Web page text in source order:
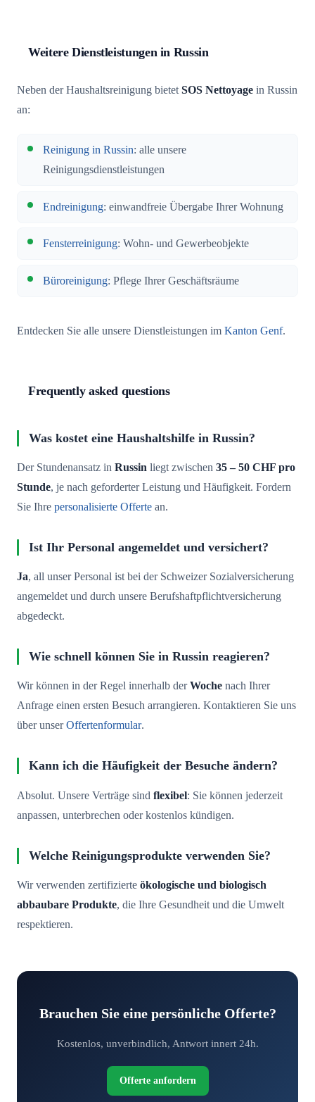
Weitere Dienstleistungen in Russin
Neben der Haushaltsreinigung bietetSOS Nettoyage in Russin
an:
Reinigung in Russin: alle unsere
Reinigungsdienstleistungen
Endreinigung: einwandfreie Übergabe Ihrer Wohnung
Fensterreinigung: Wohn- und Gewerbeobjekte
Büroreinigung: Pflege Ihrer Geschäftsräume
Entdecken Sie alle unsere Dienstleistungen im Kanton Genf.
Frequently asked questions
Was kostet eine Haushaltshilfe in Russin?
Der Stundenansatz in Russin liegt zwischen 35 – 50 CHF pro
Stunde, je nach geforderter Leistung und Häufigkeit. Fordern
Sie Ihre personalisierte Offerte an.
Ist Ihr Personal angemeldet und versichert?
Ja, all unser Personal ist bei der Schweizer Sozialversicherung
angemeldet und durch unsere Berufshaftpflichtversicherung
abgedeckt.
Wie schnell können Sie in Russin reagieren?
Wir können in der Regel innerhalb derWoche nach Ihrer
Anfrage einen ersten Besuch arrangieren. Kontaktieren Sie uns
über unserOffertenformular.
Kann ich die Häufigkeit der Besuche ändern?
Absolut. Unsere Verträge sind flexibel: Sie können jederzeit
anpassen, unterbrechen oder kostenlos kündigen.
Welche Reinigungsprodukte verwenden Sie?
Wir verwenden zertifizierte ökologische und biologisch
abbaubare Produkte, die Ihre Gesundheit und die Umwelt
respektieren.
Brauchen Sie eine persönliche Offerte?
Kostenlos, unverbindlich, Antwort innert 24h.
Offerte anfordern